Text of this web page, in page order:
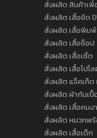
สั่งผลิต สินค้าเพื่
สั่งผลิต เสื้อยืด
สั่งผลิต เสื้อพิม
สั่งผลิต เสื้อช็อป
สั่งผลิต เสื้อเชิ้ต
สั่งผลิต เสื้อโปโ
สั่งผลิต แจ็คเก็ต
สั่งผลิต ผ้ากันเปื้
สั่งผลิต เสื้อคนง
สั่งผลิต หมวกพร้
สั่งผลิต เสื้อเด็ก